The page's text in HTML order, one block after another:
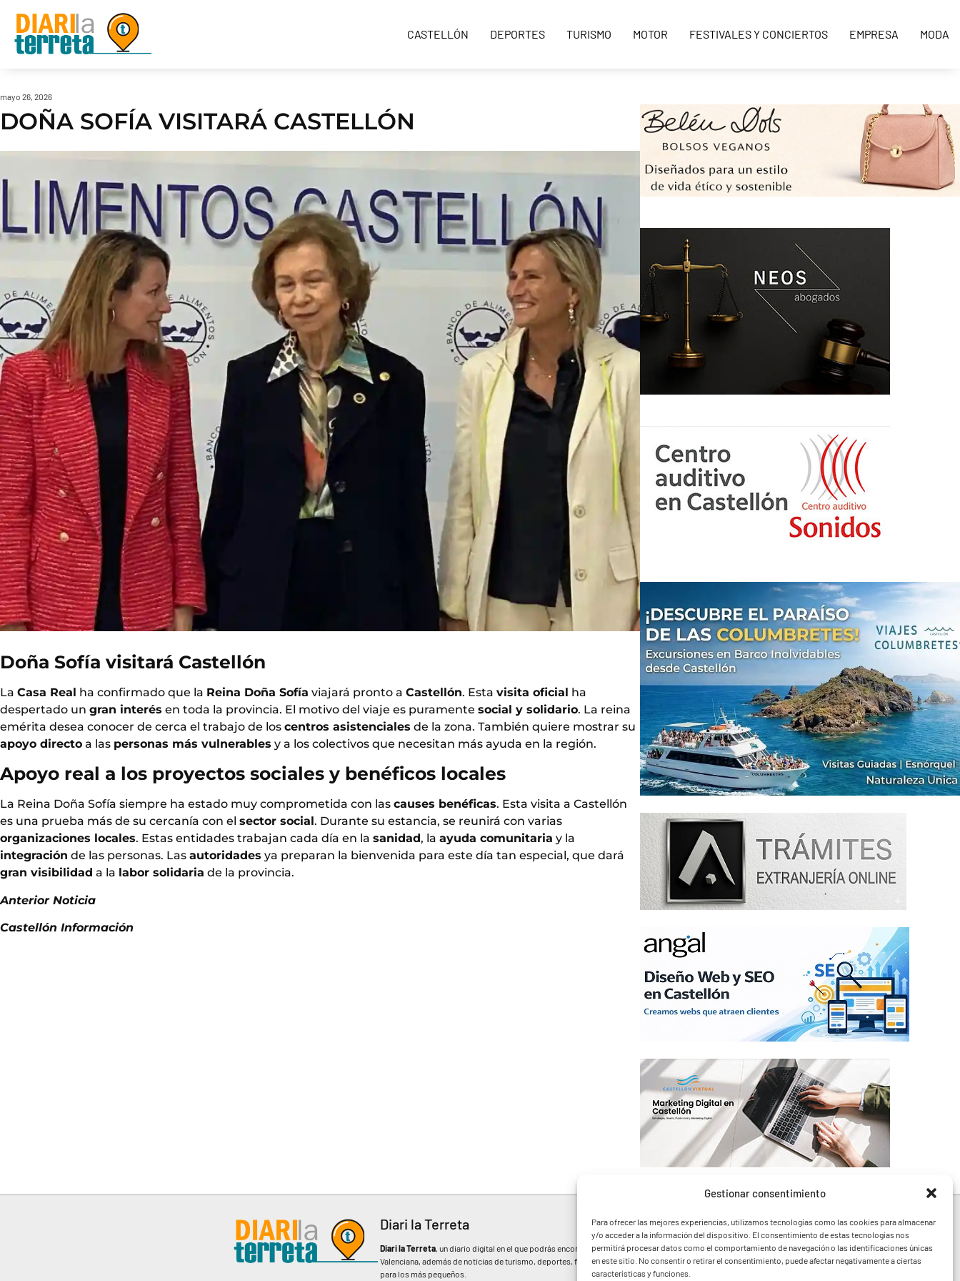
Gestionar consentimiento
Para ofrecer las mejores experiencias, utilizamos tecnologías como las cookies para almacenar
y/o acceder a la información del dispositivo. El consentimiento de estas tecnologías nos
permitirá procesar datos como el comportamiento de navegación o las identificaciones únicas
en este sitio. No consentir o retirar el consentimiento, puede afectar negativamente a ciertas
características y funciones.
CASTELLÓN DEPORTES TURISMO MOTOR FESTIVALES Y CONCIERTOS EMPRESA MODA
mayo 26, 2026
DOÑA SOFÍA VISITARÁ CASTELLÓN
Doña Sofía visitará Castellón
La Casa Real ha confirmado que la Reina Doña Sofía viajará pronto a Castellón. Esta visita oficial ha
despertado un gran interés en toda la provincia. El motivo del viaje es puramente social y solidario. La reina
emérita desea conocer de cerca el trabajo de los centros asistenciales de la zona. También quiere mostrar su
apoyo directo a las personas más vulnerables y a los colectivos que necesitan más ayuda en la región.
Apoyo real a los proyectos sociales y benéficos locales
La Reina Doña Sofía siempre ha estado muy comprometida con las causes benéficas. Esta visita a Castellón
es una prueba más de su cercanía con el sector social. Durante su estancia, se reunirá con varias
organizaciones locales. Estas entidades trabajan cada día en la sanidad, la ayuda comunitaria y la
integración de las personas. Las autoridades ya preparan la bienvenida para este día tan especial, que dará
gran visibilidad a la labor solidaria de la provincia.
Anterior Noticia
Castellón Información
Diari la Terreta
Diari la Terreta, un diario digital en el que podrás encontrar noticias de toda la Comunidad
Valenciana, además de noticias de turismo, deportes, fiestas regionales, festivales y noticias
para los más pequeños.